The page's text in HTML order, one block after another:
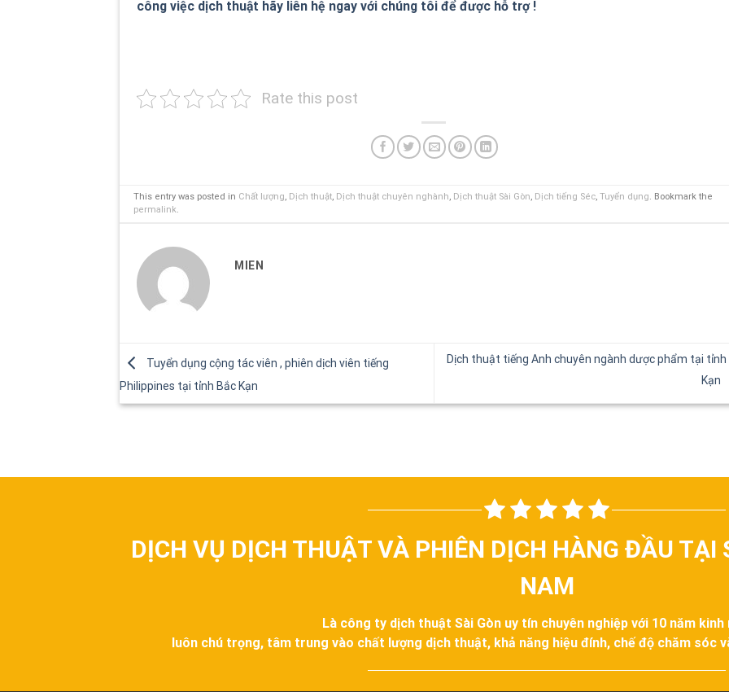
công việc dịch thuật hãy liên hệ ngay với chúng tôi để được hỗ trợ !
Rate this post
This entry was posted in Chất lượng, Dịch thuật, Dịch thuật chuyên nghành, Dịch thuật Sài Gòn, Dịch tiếng Séc, Tuyển dụng. Bookmark the
permalink.
MIEN
Tuyển dụng cộng tác viên , phiên dịch viên tiếng
Philippines tại tỉnh Bắc Kạn
Dịch thuật tiếng Anh chuyên ngành dược phẩm tại tỉnh
Kạn
DỊCH VỤ DỊCH THUẬT VÀ PHIÊN DỊCH HÀNG ĐẦU TẠI
NAM
Là công ty dịch thuật Sài Gòn uy tín chuyên nghiệp với 10 năm kinh
luôn chú trọng, tâm trung vào chất lượng dịch thuật, khả năng hiệu đính, chế độ chăm sóc